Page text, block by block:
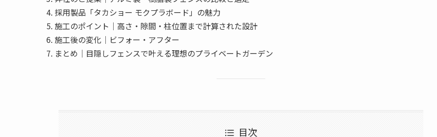
採用製品「タカショー モクプラボード」の魅力
施工のポイント｜高さ・隙間・柱位置まで計算された設計
施工後の変化｜ビフォー・アフター
まとめ｜目隠しフェンスで叶える理想のプライベートガーデン
目次